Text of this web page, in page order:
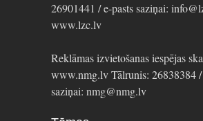
26901441 / e-pasts saziņai:
www.lzc.lv
Reklāmas izvietošanas iespējas
www.nmg.lv Tālrunis: 26838384 /
saziņai: nmg@nmg.lv